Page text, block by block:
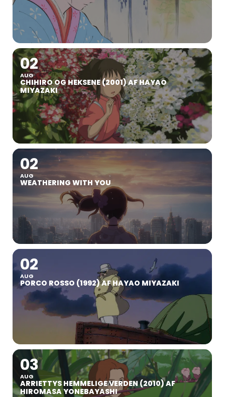
02
AUG
CHIHIRO OG HEKSENE (2001) AF HAYAO
MIYAZAKI
02
AUG
WEATHERING WITH YOU
02
AUG
PORCO ROSSO (1992) AF HAYAO MIYAZAKI
03
AUG
ARRIETTYS HEMMELIGE VERDEN (2010) AF
HIROMASA YONEBAYASHI